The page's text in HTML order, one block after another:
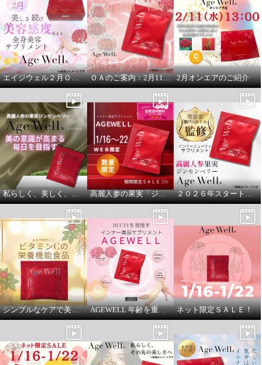
¥0
エイジウェル２月ＯＡのご案内 ＯＡのご案内：2月11日１３時より 2月オンエアのご紹介
私らしく、美しく、これからも。 高麗人参の果実「ジンセンベリー」 ２０２６年スタート！これからを心地よく過ごすために
シンプルなケアで美しさを保ちたい方にオススメ AGEWELL 年齢を重ねた今だから、素材で選ぶ ネット限定ＳＡＬＥ！